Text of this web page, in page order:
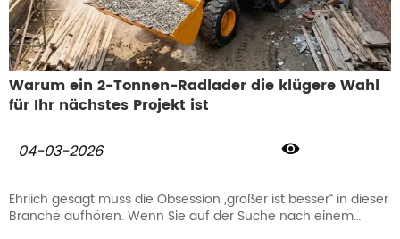
Warum ein 2-Tonnen-Radlader die klügere Wahl
für Ihr nächstes Projekt ist
04-03-2026

Ehrlich gesagt muss die Obsession „größer ist besser“ in dieser
Branche aufhören. Wenn Sie auf der Suche nach einem